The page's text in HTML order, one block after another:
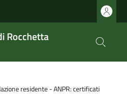
Rocchetta
residente - ANPR: certificati